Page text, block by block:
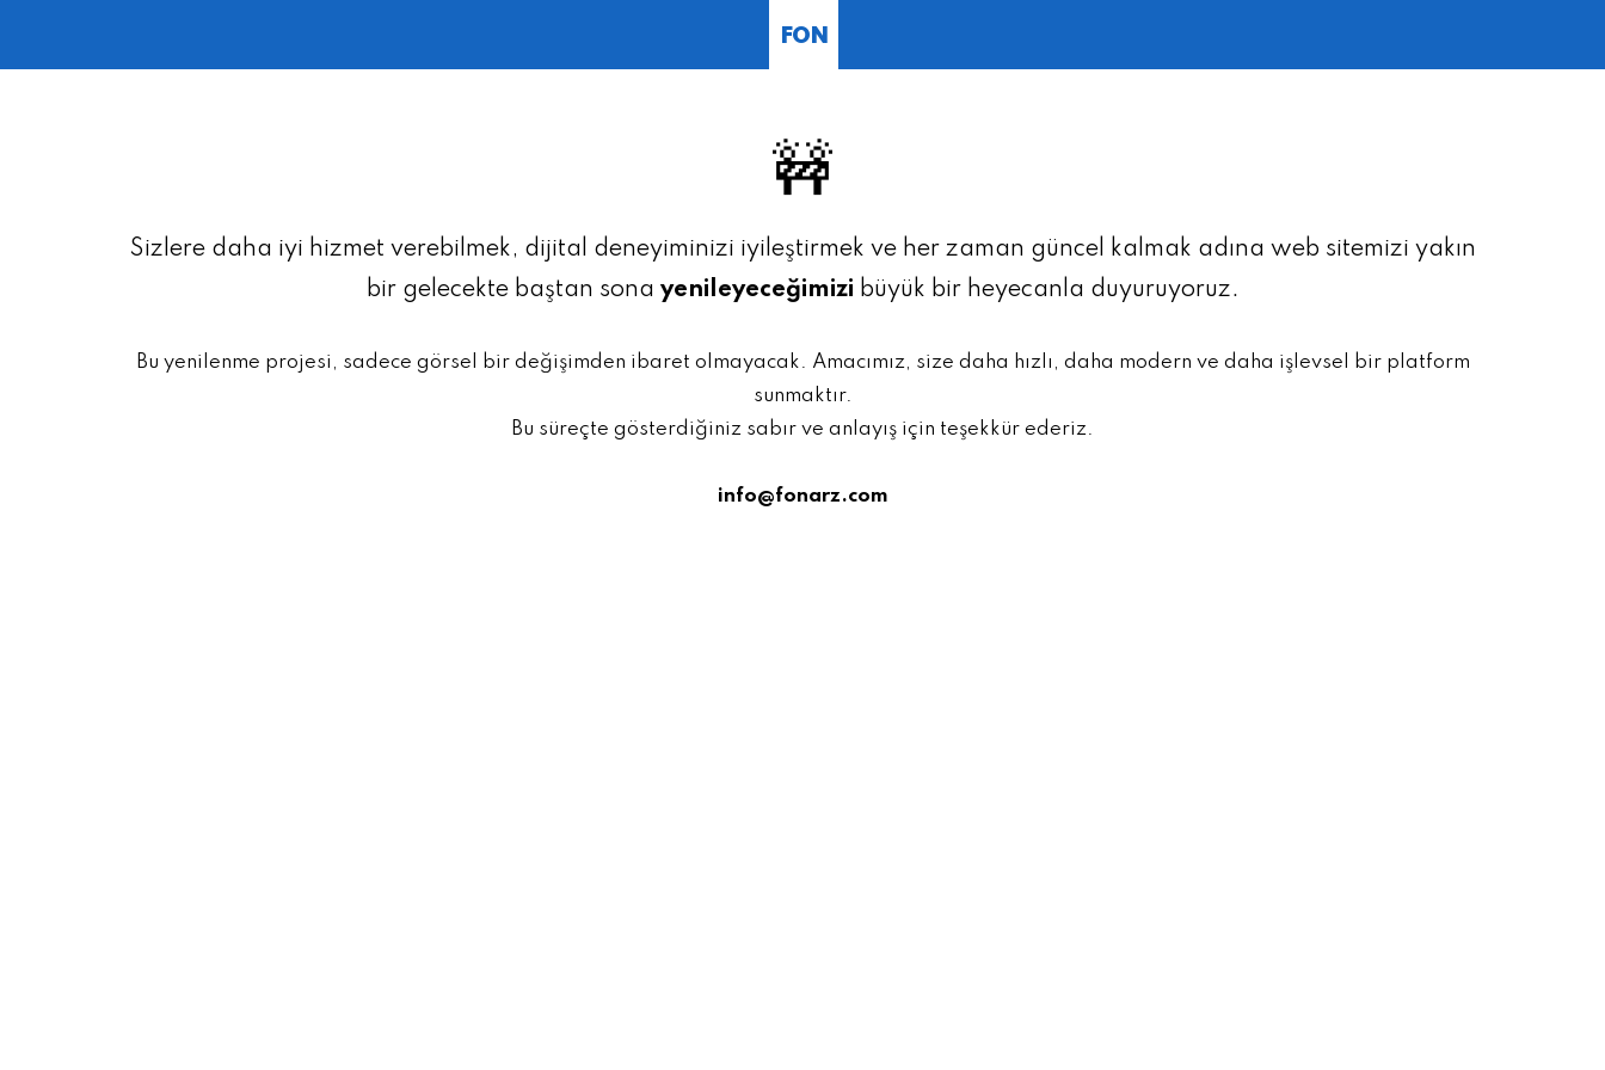
FON
🚧
Sizlere daha iyi hizmet verebilmek, dijital deneyiminizi iyileştirmek ve her zaman güncel kalmak adına web sitemizi yakın
bir gelecekte baştan sona yenileyeceğimizi büyük bir heyecanla duyuruyoruz.
Bu yenilenme projesi, sadece görsel bir değişimden ibaret olmayacak. Amacımız, size daha hızlı, daha modern ve daha işlevsel bir platform
sunmaktır.
Bu süreçte gösterdiğiniz sabır ve anlayış için teşekkür ederiz.
info@fonarz.com